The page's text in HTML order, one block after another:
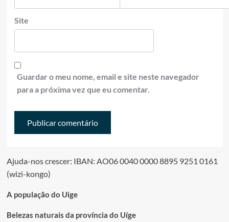
Site
Guardar o meu nome, email e site neste navegador
para a próxima vez que eu comentar.
Ajuda-nos crescer: IBAN: AO06 0040 0000 8895 9251 0161
(wizi-kongo)
A população do Uige
Belezas naturais da província do Uíge